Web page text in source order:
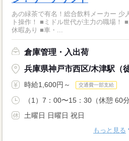
あの緑茶で有名！総合飲料メーカー 少
ト操作！ ■ミドル世代が主力の職場！ ■お盆・年末年始・GWの長期
休暇あり ■車・...
倉庫管理・入出荷
兵庫県神戸市西区/木津駅（
時給1,600円～ 交通費一部支給
（1）7：00〜15：30（休憩 60
土曜日 日曜日 祝日
もっと見る